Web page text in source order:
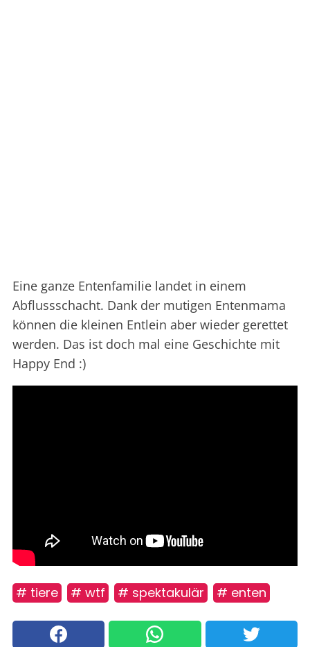
Eine ganze Entenfamilie landet in einem
Abflussschacht. Dank der mutigen Entenmama
können die kleinen Entlein aber wieder gerettet
werden. Das ist doch mal eine Geschichte mit
Happy End :)
# tiere # wtf # spektakulär # enten